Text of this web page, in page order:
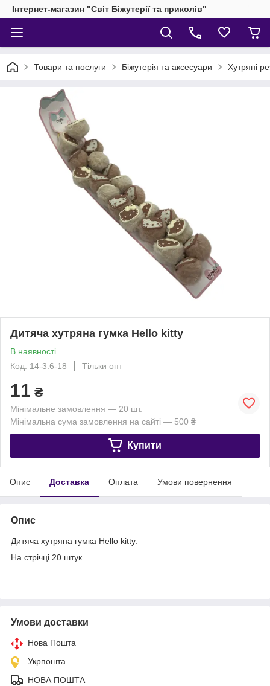
Інтернет-магазин "Світ Біжутерії та приколів"
Товари та послуги Біжутерія та аксесуари Хутряні
Дитяча хутряна гумка Hello kitty
В наявності
Код: 14-3.6-18
Тільки опт
11 ₴
Мінімальне замовлення — 20 шт.
Мінімальна сума замовлення на сайті — 500 ₴
Купити
Опис Доставка Оплата Умови повернення
Опис
Дитяча хутряна гумка Hello kitty.
На стрічці 20 штук.
Умови доставки
Нова Пошта
Укрпошта
НОВА ПОШТА